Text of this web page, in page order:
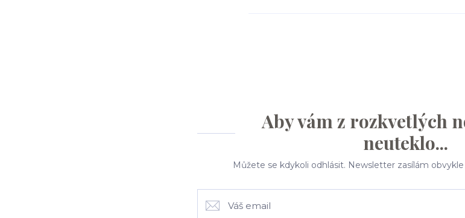
Aby vám z rozkvetlých
neuteklo...
Můžete se kdykoli odhlásit. Newsletter zasílám obvykle